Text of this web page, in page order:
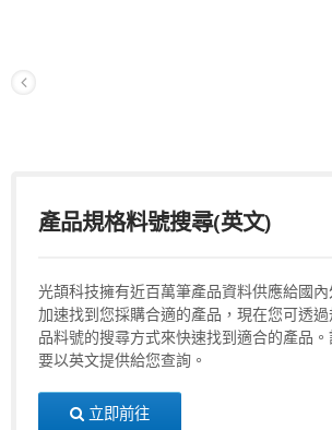
產品規格料號搜尋(英文)
光頡科技擁有近百萬筆產品資料供應給國
加速找到您採購合適的產品，現在您可透
品料號的搜尋方式來快速找到適合的產品
要以英文提供給您查詢。
立即前往